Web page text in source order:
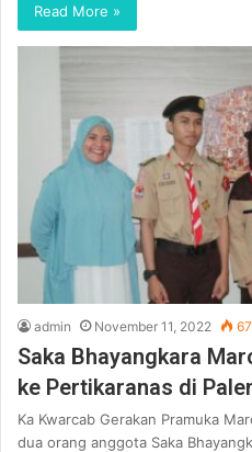
Read More »
admin November 11, 2022
Saka Bhayangkara
ke Pertikaranas di
Ka Kwarcab Gerakan Pramuka
dua orang anggota Saka